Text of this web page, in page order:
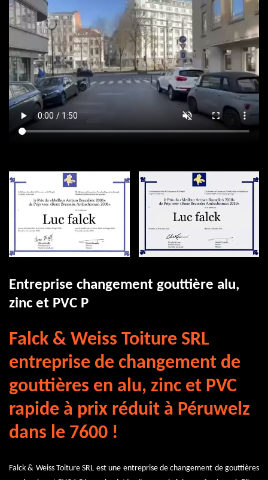
Entreprise changement gouttière alu,
zinc et PVC P
Falck & Weiss Toiture SRL
entreprise de changement de
gouttières en alu, zinc et PVC
rapide à prix réduit à Péruwelz
dans le 7600 !
Falck & Weiss Toiture SRL est une entreprise de changement de gouttières